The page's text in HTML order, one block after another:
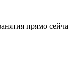
прямо